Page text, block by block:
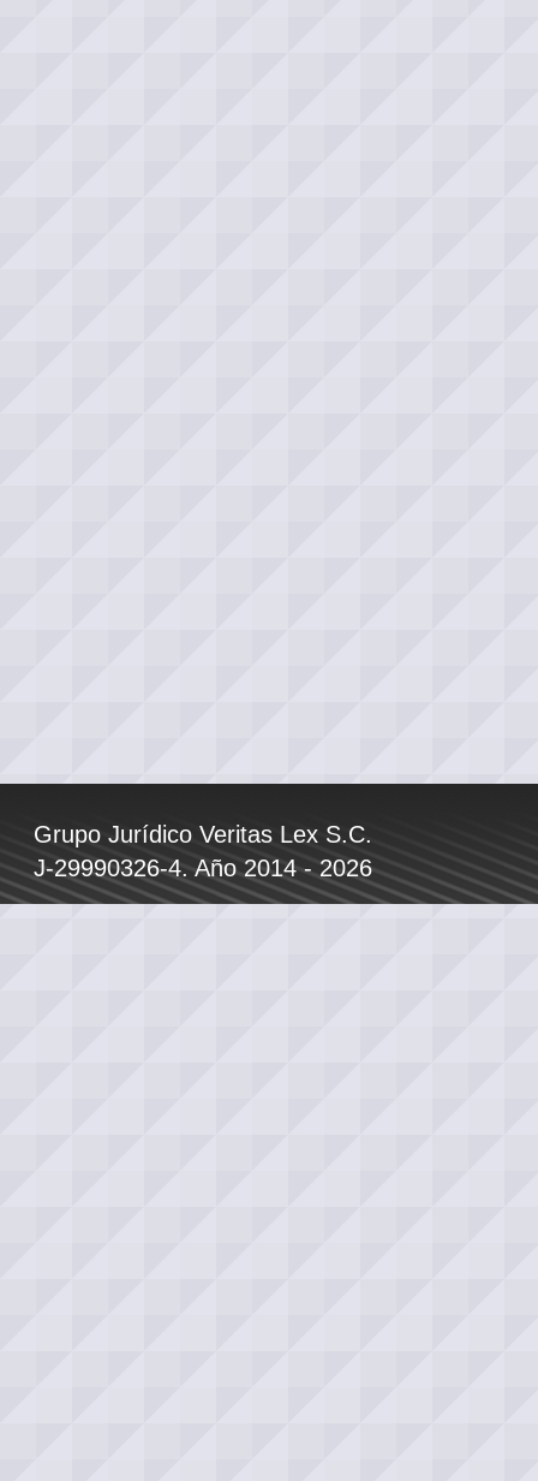
Grupo Jurídico Veritas Lex S.C.
J-29990326-4. Año 2014 - 2026